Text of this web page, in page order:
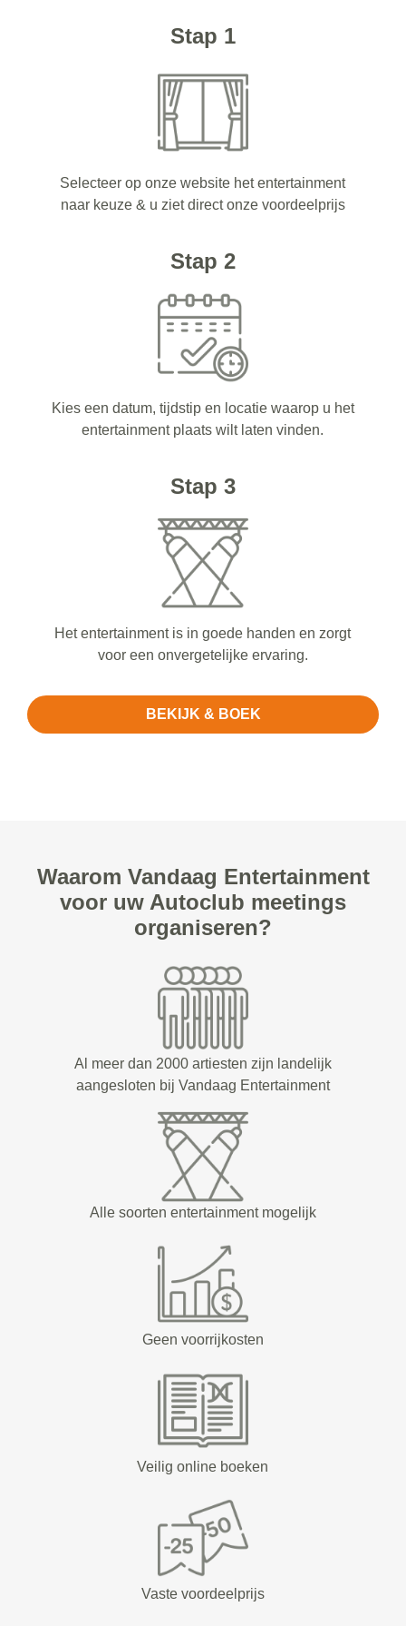
Stap 1
Selecteer op onze website het entertainment
naar keuze & u ziet direct onze voordeelprijs
Stap 2
Kies een datum, tijdstip en locatie waarop u het
entertainment plaats wilt laten vinden.
Stap 3
Het entertainment is in goede handen en zorgt
voor een onvergetelijke ervaring.
BEKIJK & BOEK
Waarom Vandaag Entertainment
voor uw Autoclub meetings
organiseren?
Al meer dan 2000 artiesten zijn landelijk
aangesloten bij Vandaag Entertainment
Alle soorten entertainment mogelijk
Geen voorrijkosten
Veilig online boeken
Vaste voordeelprijs